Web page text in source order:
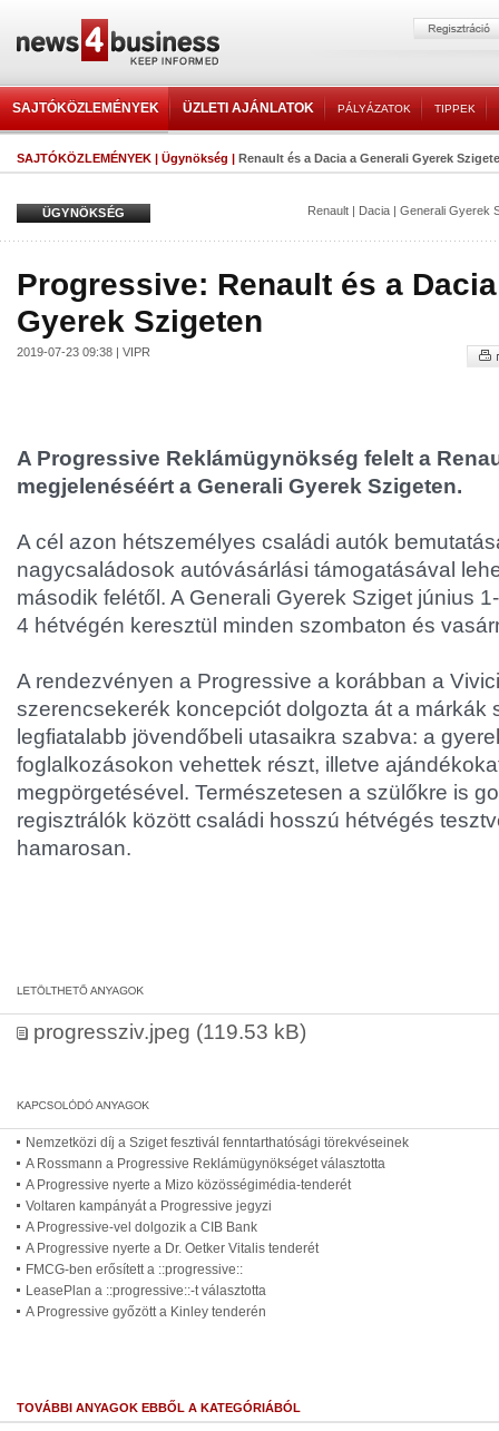
SAJTÓKÖZLEMÉNYEK ÜZLETI AJÁNLATOK PÁLYÁZATOK TIPPEK
SAJTÓKÖZLEMÉNYEK | Ügynökség | Renault és a Dacia a Generali Gyerek
ÜGYNÖKSÉG Renault | Dacia | Generali Gyerek
Progressive: Renault és a
Gyerek Szigeten
2019-07-23 09:38 | VIPR
A Progressive Reklámügynökség felelt a
megjelenéséért a Generali Gyerek Szigeten.
A cél azon hétszemélyes családi autók
nagycsaládosok autóvásárlási támogatásával
második felétől. A Generali Gyerek Sziget június
4 hétvégén keresztül minden szombaton és
A rendezvényen a Progressive a korábban a
szerencsekerék koncepciót dolgozta át a márkák
legfiatalabb jövendőbeli utasaikra szabva: a
foglalkozásokon vehettek részt, illetve
megpörgetésével. Természetesen a szülőkre is
regisztrálók között családi hosszú hétvégés
hamarosan.
progressziv.jpeg (119.53 kB)
Nemzetközi díj a Sziget fesztivál fenntarthatósági törekvéseinek
A Rossmann a Progressive Reklámügynökséget választotta
A Progressive nyerte a Mizo közösségimédia-tenderét
Voltaren kampányát a Progressive jegyzi
A Progressive-vel dolgozik a CIB Bank
A Progressive nyerte a Dr. Oetker Vitalis tenderét
FMCG-ben erősített a ::progressive::
LeasePlan a ::progressive::-t választotta
A Progressive győzött a Kinley tenderén
TOVÁBBI ANYAGOK EBBŐL A KATEGÓRIÁBÓL